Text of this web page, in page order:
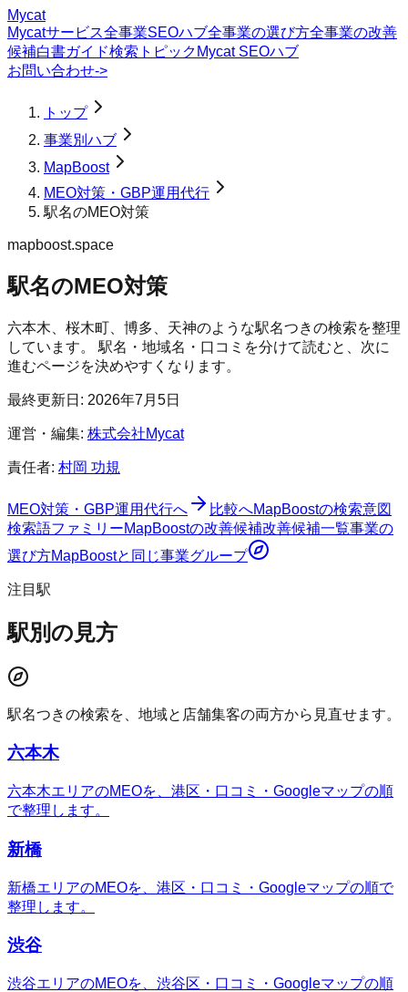
Mycat
Mycatサービス全事業SEOハブ全事業の選び方全事業の改善
候補白書ガイド検索トピック Mycat SEOハブ
お問い合わせ->
トップ
事業別ハブ
MapBoost
MEO対策・GBP運用代行
駅名のMEO対策
mapboost.space
駅名のMEO対策
六本木、桜木町、博多、天神のような駅名つきの検索を整理
しています。 駅名・地域名・口コミを分けて読むと、次に
進むページを決めやすくなります。
最終更新日: 2026年7月5日
運営・編集: 株式会社Mycat
責任者: 村岡 功規
MEO対策・GBP運用代行へ 比較へMapBoostの検索意図
検索語ファミリーMapBoostの改善候補改善候補一覧事業の
選び方MapBoostと同じ事業グループ
注目駅
駅別の見方
駅名つきの検索を、地域と店舗集客の両方から見直せます。
六本木
六本木エリアのMEOを、港区・口コミ・Googleマップの順
で整理します。
新橋
新橋エリアのMEOを、港区・口コミ・Googleマップの順で
整理します。
渋谷
渋谷エリアのMEOを、渋谷区・口コミ・Googleマップの順